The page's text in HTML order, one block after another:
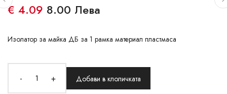
€ 4.09 8.00 Лева
Изолатор за майка ДБ за 1 рамка материал пластмаса
- + Добави в клоличката